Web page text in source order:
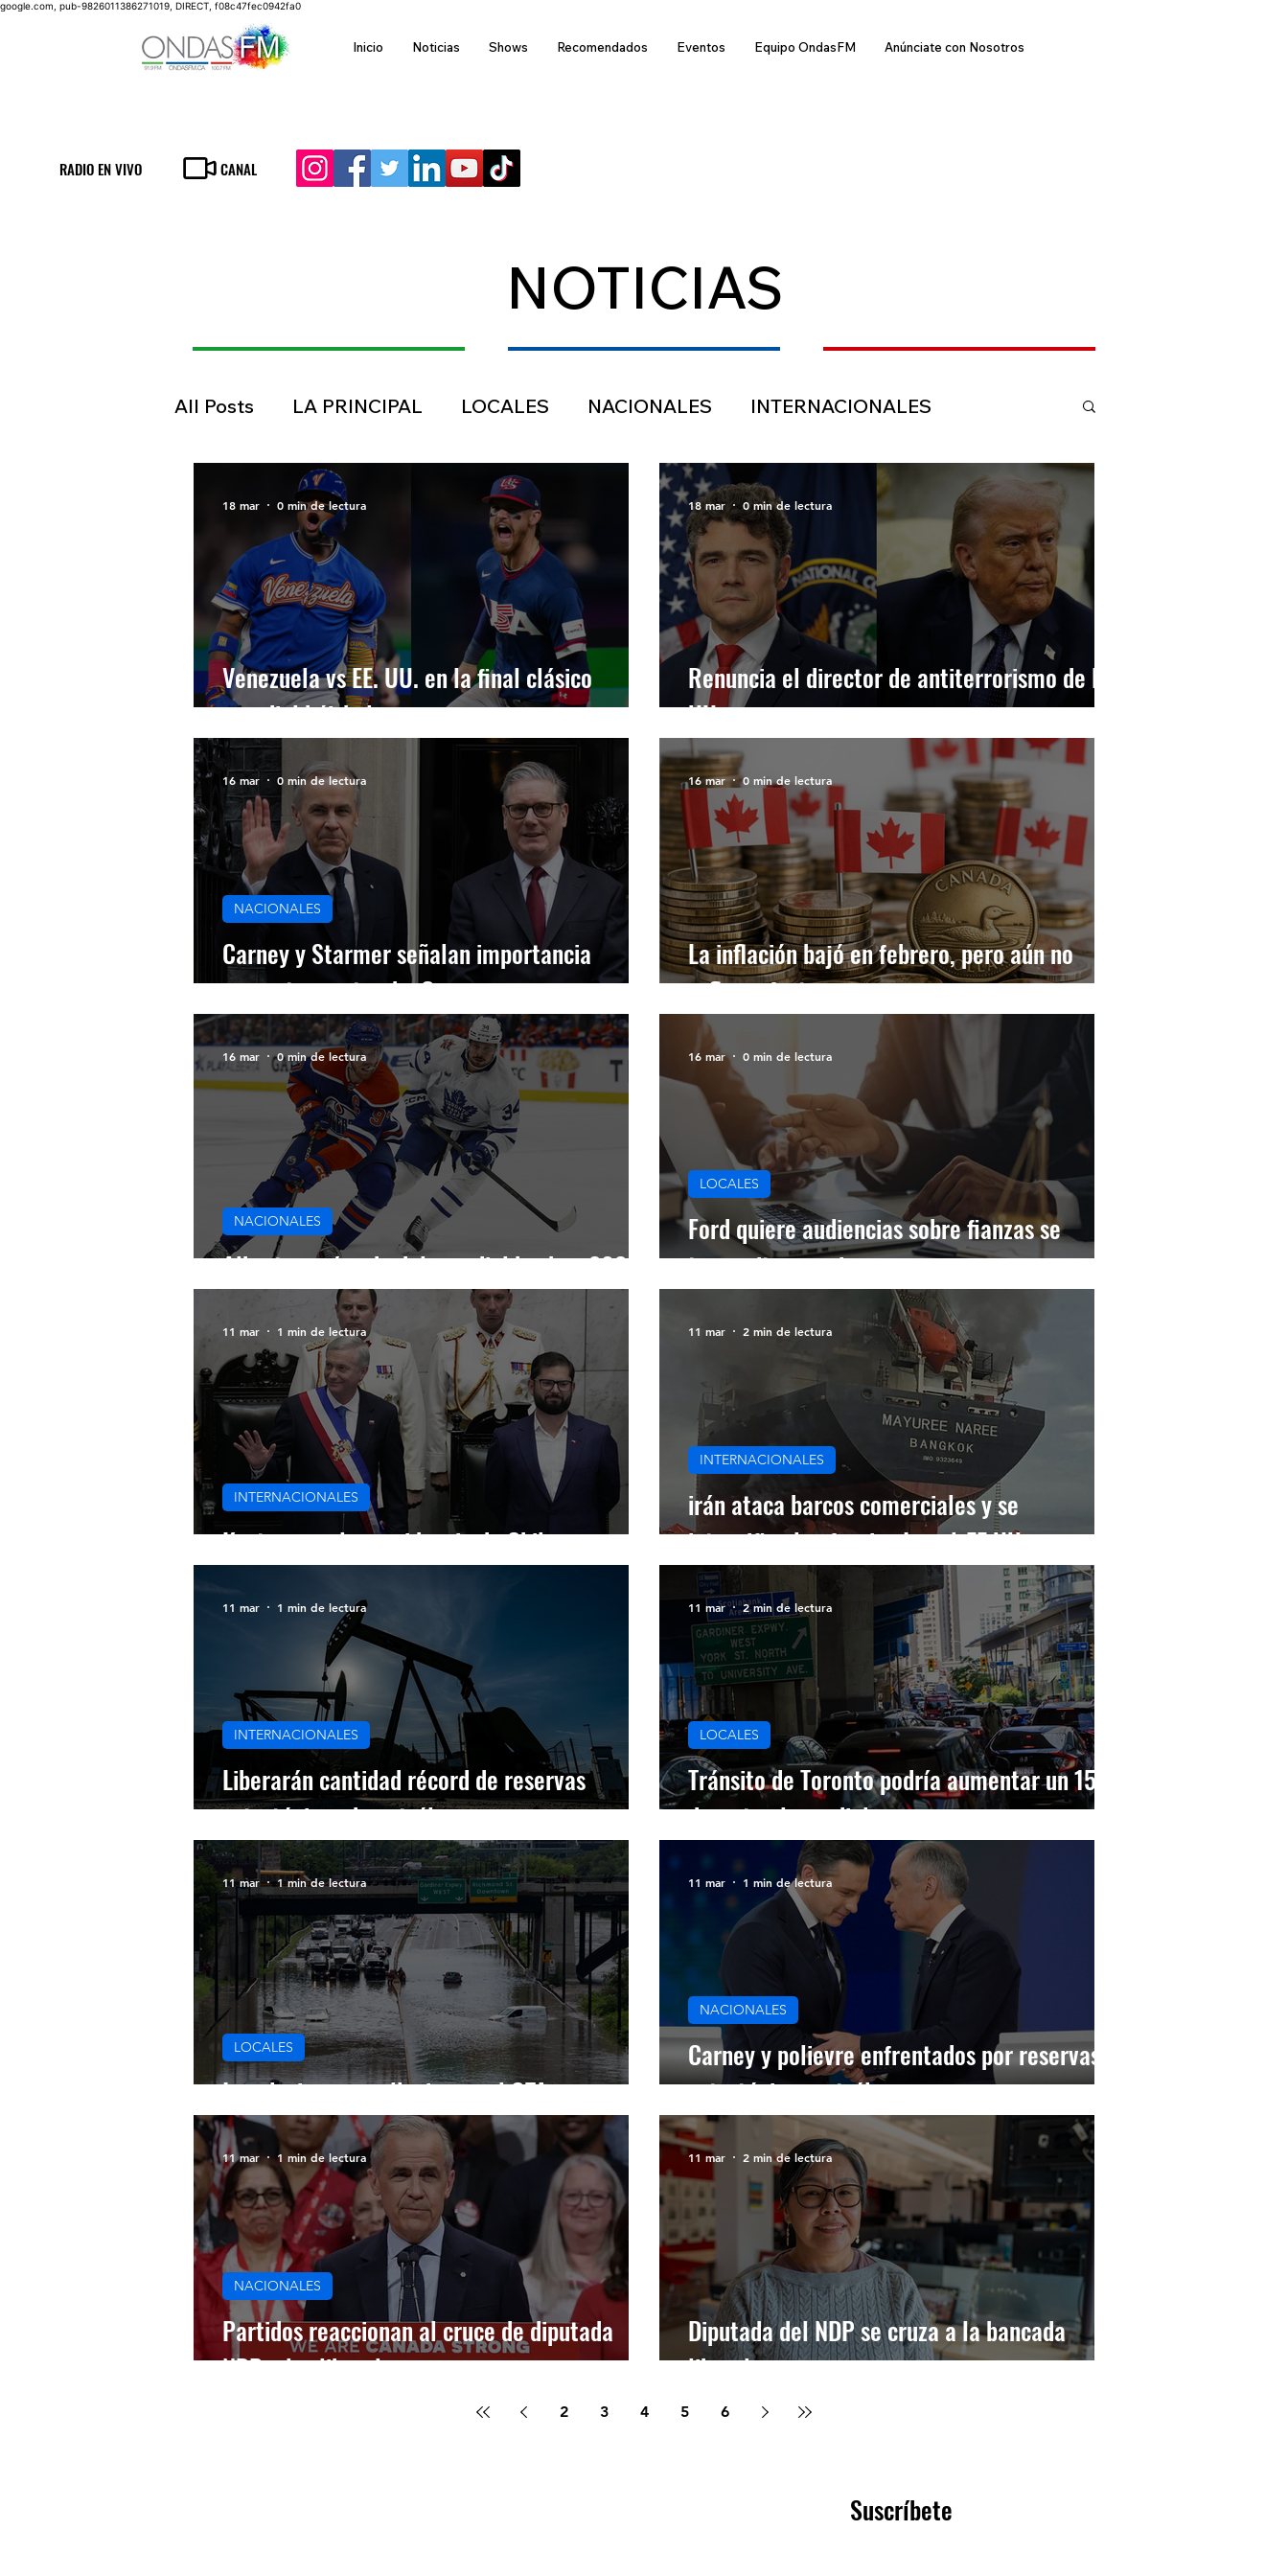
google.com, pub-9826011386271019, DIRECT, f08c47fec0942fa0
Inicio Noticias Shows Recomendados Eventos Equipo OndasFM Anúnciate con Nosotros
RADIO EN VIVO CANAL
NOTICIAS
All Posts LA PRINCIPAL LOCALES NACIONALES INTERNACIONALES
ESPECTACULOS FINANZAS ECONÓMICA SALUD LIFESTYLE TECNOLOGIA
LATINOAMERICA INMIGRACION POLÍTICA ONDASFM CLIMA DEPORTES
LINKS DE INTERES RECOMENDADO DE LA SEMANA REDES 20 MINUTOS
Venezuela vs EE. UU. en la final clásico
mundial béisbol
18 mar 0 min de lectura
Renuncia el director de antiterrorismo de EE.
UU.
18 mar 0 min de lectura
Carney y Starmer señalan importancia
reapertura estrecho Ormuz
NACIONALES
16 mar 0 min de lectura
La inflación bajó en febrero, pero aún no
refleja efectos guerra
16 mar 0 min de lectura
Alberta será sede del mundial hockey 2028
NACIONALES
16 mar 0 min de lectura
Ford quiere audiencias sobre fianzas se
transmitan en vivo
LOCALES
16 mar 0 min de lectura
Kast asume la presidencia de Chile
INTERNACIONALES
11 mar 1 min de lectura
irán ataca barcos comerciales y se
intensifica la ofensiva Israel-EE.UU.
INTERNACIONALES
11 mar 2 min de lectura
Liberarán cantidad récord de reservas
estratégicas de petróleo
INTERNACIONALES
11 mar 1 min de lectura
Tránsito de Toronto podría aumentar un 15%
durante el mundial
LOCALES
11 mar 2 min de lectura
Inundaciones por lluvias en el GTA
LOCALES
11 mar 1 min de lectura
Carney y polievre enfrentados por reservas
estratégicas petróleo
NACIONALES
11 mar 1 min de lectura
Partidos reaccionan al cruce de diputada
NDP a los liberales
NACIONALES
11 mar 1 min de lectura
Diputada del NDP se cruza a la bancada
liberal
11 mar 2 min de lectura
2 3 4 5 6
Suscríbete